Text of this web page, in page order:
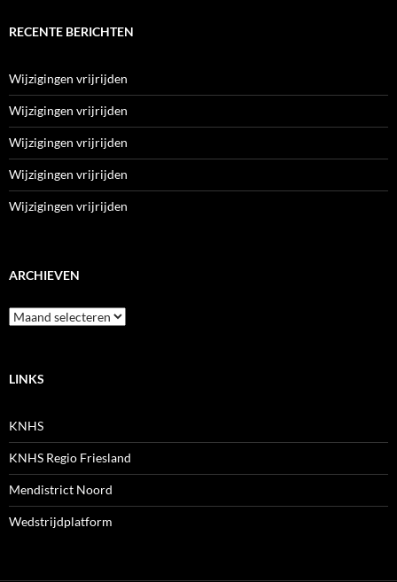
RECENTE BERICHTEN
Wijzigingen vrijrijden
Wijzigingen vrijrijden
Wijzigingen vrijrijden
Wijzigingen vrijrijden
Wijzigingen vrijrijden
ARCHIEVEN
Archieven
LINKS
KNHS
KNHS Regio Friesland
Mendistrict Noord
Wedstrijdplatform